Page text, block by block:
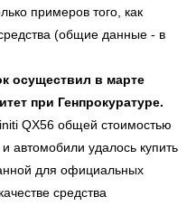
примеров того, как
(общие данные - в
осуществил в марте
при Генпрокуратуре.
QX56 общей стоимостью
автомобили удалось купить
для официальных
средства